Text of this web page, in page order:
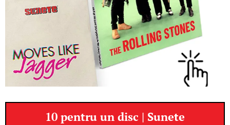
10 pentru un disc | Sunete